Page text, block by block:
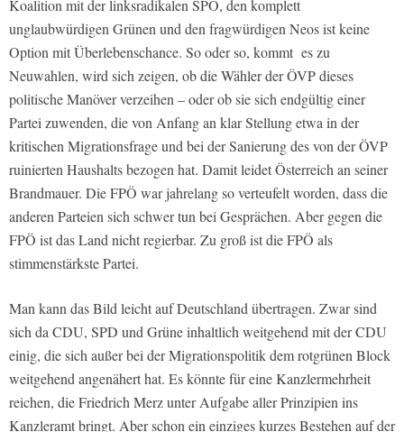
Koalition mit der linksradikalen SPÖ, den komplett
unglaubwürdigen Grünen und den fragwürdigen Neos ist keine
Option mit Überlebenschance. So oder so, kommt es zu
Neuwahlen, wird sich zeigen, ob die Wähler der ÖVP dieses
politische Manöver verzeihen – oder ob sie sich endgültig einer
Partei zuwenden, die von Anfang an klar Stellung etwa in der
kritischen Migrationsfrage und bei der Sanierung des von der ÖVP
ruinierten Haushalts bezogen hat. Damit leidet Österreich an seiner
Brandmauer. Die FPÖ war jahrelang so verteufelt worden, dass die
anderen Parteien sich schwer tun bei Gesprächen. Aber gegen die
FPÖ ist das Land nicht regierbar. Zu groß ist die FPÖ als
stimmenstärkste Partei.
Man kann das Bild leicht auf Deutschland übertragen. Zwar sind
sich da CDU, SPD und Grüne inhaltlich weitgehend mit der CDU
einig, die sich außer bei der Migrationspolitik dem rotgrünen Block
weitgehend angenähert hat. Es könnte für eine Kanzlermehrheit
reichen, die Friedrich Merz unter Aufgabe aller Prinzipien ins
Kanzleramt bringt. Aber schon ein einziges kurzes Bestehen auf der